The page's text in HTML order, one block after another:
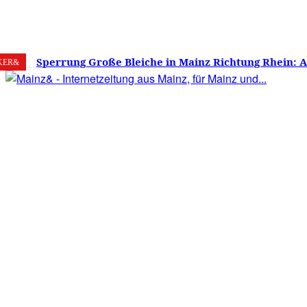
9. August 2026 34.1 Mainz
Sperrung Große Bleiche in Mainz Richtung Rhein:
verwirrt, Mainzer stinksauer – Haben die Mainzer